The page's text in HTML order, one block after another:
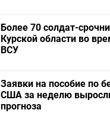
Более 70 солдат-
Курской области во
ВСУ
Заявки на пособие по
США за неделю
прогноза